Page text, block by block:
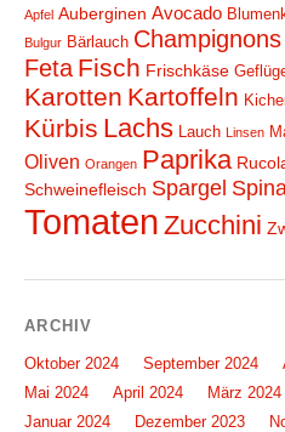
Apfel Auberginen Avocado
Bulgur Bärlauch Champignons
Feta Fisch Frischkäse
Karotten Kartoffeln
Kürbis Lachs Lauch Linsen
Oliven Orangen Paprika
Schweinefleisch Spargel
Tomaten Zucchini
ARCHIV
Oktober 2024 September 2024
Mai 2024
April 2024 März 2024
Januar 2024
Dezember 2023